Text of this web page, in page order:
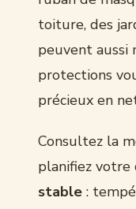
toiture, des
peuvent aussi
protections
précieux en
Consultez la
planifiez votre
stable :